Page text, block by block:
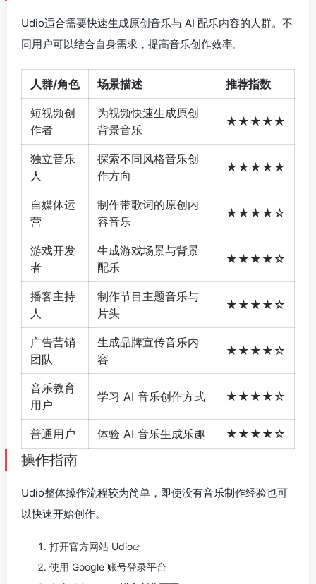
Udio适合需要快速生成原创音乐与 AI 配乐内容的人群。不
同用户可以结合自身需求，提高音乐创作效率。
人群/角色 场景描述 推荐指数
短视频创
作者
为视频快速生成原创
背景音乐
★★★★★
独立音乐
人
探索不同风格音乐创
作方向
★★★★★
自媒体运
营
制作带歌词的原创内
容音乐
★★★★☆
游戏开发
者
生成游戏场景与背景
配乐
★★★★☆
播客主持
人
制作节目主题音乐与
片头
★★★★☆
广告营销
团队
生成品牌宣传音乐内
容
★★★★☆
音乐教育
用户
学习 AI 音乐创作方式 ★★★★☆
普通用户 体验 AI 音乐生成乐趣 ★★★★☆
操作指南
Udio整体操作流程较为简单，即使没有音乐制作经验也可
以快速开始创作。
打开官方网站 Udio
使用 Google 账号登录平台